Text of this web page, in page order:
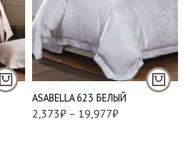
АSABELLA 623 БЕЛЫЙ
2,373₽ – 19,977₽
Наволочки 50х70 см
- 2 шт
Наволочки 70х70 см
- 2 шт